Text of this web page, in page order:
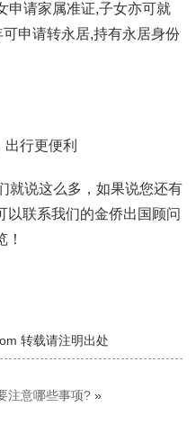
申请家属准证,子女亦可就
申请转永居,持有永居身份
行更便利
就说这么多，如果说您还有
以联系我们的金侨出国顾问
转载请注明出处
注意哪些事项? »